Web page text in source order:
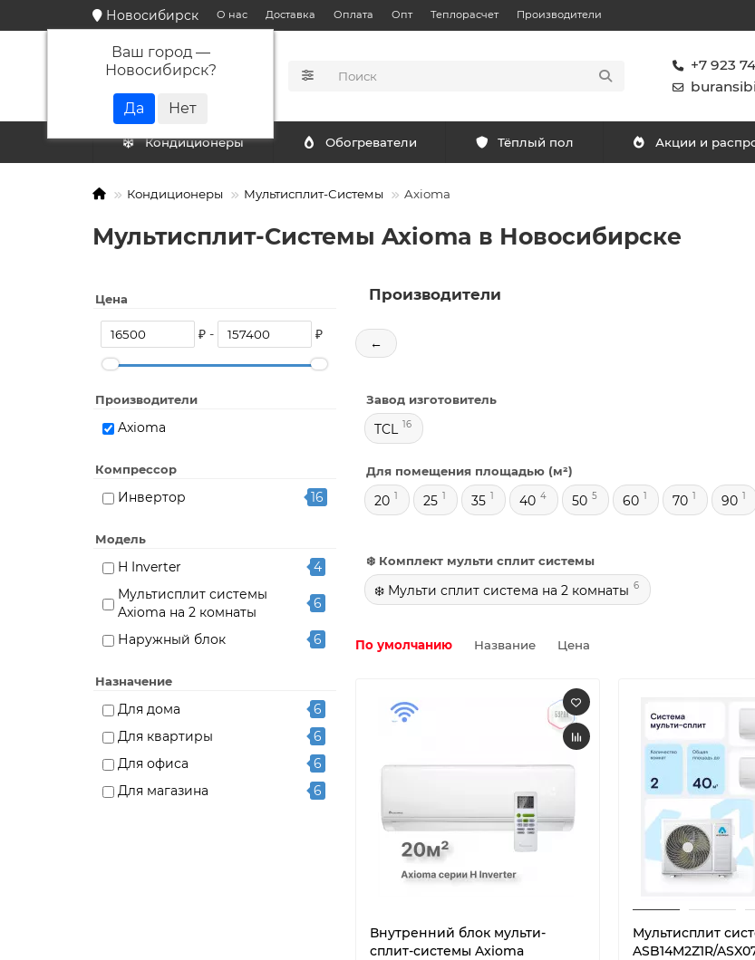
Новосибирск
Ваш город —
Новосибирск?
О нас Доставка Оплата Опт Теплорасчет Производители
КАТАЛОГ
+7 923
Кондиционеры Обогреватели Тёплый пол Акции и
Кондиционеры Мультисплит-Системы Axioma
Мультисплит-Системы Axioma в Новосибирске
Цена
₽ - ₽
Производители
Axioma
Компрессор
Инвертор 16
Модель
H Inverter
4
Мультисплит системы
Axioma на 2 комнаты
6
Наружный блок 6
Назначение
Для дома
6
Для квартиры
6
Для офиса
6
Для магазина
6
Производители
←
Завод изготовитель
TCL 16
Для помещения площадью (м²)
20 1 25 1 35 1 40 4 50 5 60 1 70 1 90 1
❄️ Комплект мульти сплит системы
❄️ Мульти сплит система на 2 комнаты 6
По умолчанию Название Цена
Внутренний блок мульти-
сплит-системы Axioma
Мультисплит
ASB14M2Z1R/